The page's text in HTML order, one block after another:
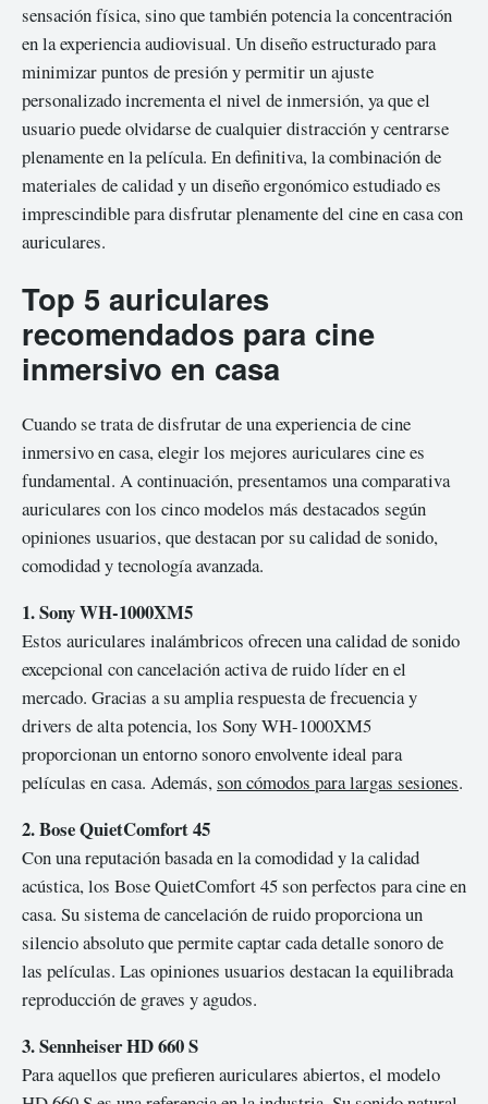
sensación física, sino que también potencia la concentración
en la experiencia audiovisual. Un diseño estructurado para
minimizar puntos de presión y permitir un ajuste
personalizado incrementa el nivel de inmersión, ya que el
usuario puede olvidarse de cualquier distracción y centrarse
plenamente en la película. En definitiva, la combinación de
materiales de calidad y un diseño ergonómico estudiado es
imprescindible para disfrutar plenamente del cine en casa con
auriculares.
Top 5 auriculares
recomendados para cine
inmersivo en casa
Cuando se trata de disfrutar de una experiencia de cine
inmersivo en casa, elegir los mejores auriculares cine es
fundamental. A continuación, presentamos una comparativa
auriculares con los cinco modelos más destacados según
opiniones usuarios, que destacan por su calidad de sonido,
comodidad y tecnología avanzada.
1. Sony WH-1000XM5
Estos auriculares inalámbricos ofrecen una calidad de sonido
excepcional con cancelación activa de ruido líder en el
mercado. Gracias a su amplia respuesta de frecuencia y
drivers de alta potencia, los Sony WH-1000XM5
proporcionan un entorno sonoro envolvente ideal para
películas en casa. Además,son cómodos para largas sesiones.
2. Bose QuietComfort 45
Con una reputación basada en la comodidad y la calidad
acústica, los Bose QuietComfort 45 son perfectos para cine en
casa. Su sistema de cancelación de ruido proporciona un
silencio absoluto que permite captar cada detalle sonoro de
las películas. Las opiniones usuarios destacan la equilibrada
reproducción de graves y agudos.
3. Sennheiser HD 660 S
Para aquellos que prefieren auriculares abiertos, el modelo